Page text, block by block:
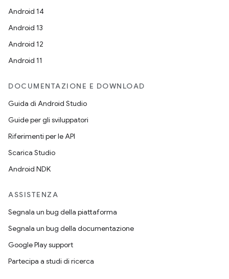
Android 14
Android 13
Android 12
Android 11
DOCUMENTAZIONE E DOWNLOAD
Guida di Android Studio
Guide per gli sviluppatori
Riferimenti per le API
Scarica Studio
Android NDK
ASSISTENZA
Segnala un bug della piattaforma
Segnala un bug della documentazione
Google Play support
Partecipa a studi di ricerca